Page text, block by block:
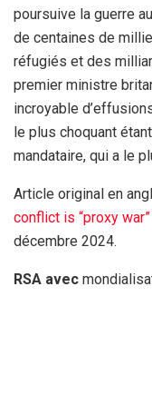
poursuive la guerre
de centaines de
réfugiés et des
premier ministre
incroyable
le plus choquant
mandataire, qui a le
Article original en
conflict is “proxy
décembre 2024.
RSA avec